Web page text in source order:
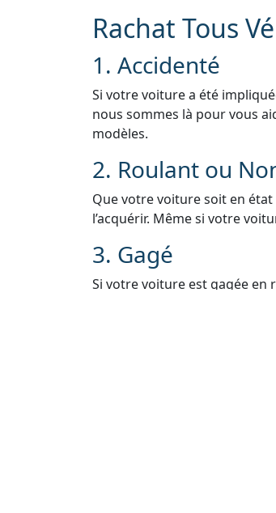
Rachat Tous
1. Accidenté
Si votre voiture a été
nous sommes là pour vous
modèles.
2. Roulant ou
Que votre voiture soit en
l’acquérir. Même si votre
3. Gagé
Si votre voiture est gagée en